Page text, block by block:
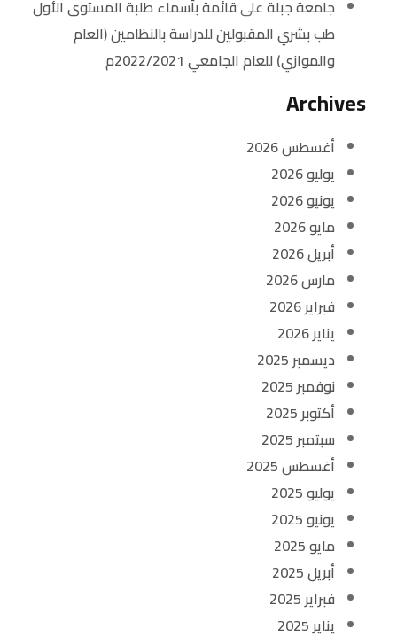
جامعة جبلةعلىقائمة بأسماء طلبة المستوى الأول
طب بشري المقبولين للدراسة بالنظامين (العام
والموازي) للعام الجامعي 2022/2021م
Archives
أغسطس 2026
يوليو 2026
يونيو 2026
مايو 2026
أبريل 2026
مارس 2026
فبراير 2026
يناير 2026
ديسمبر 2025
نوفمبر 2025
أكتوبر 2025
سبتمبر 2025
أغسطس 2025
يوليو 2025
يونيو 2025
مايو 2025
أبريل 2025
فبراير 2025
يناير 2025